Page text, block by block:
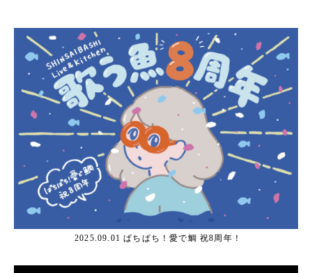
2025.09.01 ぱちぱち！愛で鯛 祝8周年！